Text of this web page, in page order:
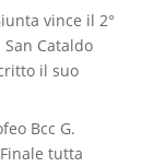
vince il 2°
Cataldo
il suo
Bcc G.
tutta